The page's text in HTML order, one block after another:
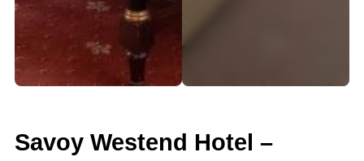
Savoy Westend Hotel –